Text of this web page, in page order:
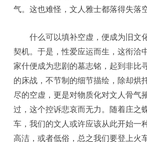
气。这也难怪，文人雅士都落得失落
什么可以填补空虚，便成为旧文
契机。于是，性爱应运而生，这衔洽
家什便成为悲剧的墓志铭，起到非比
的床战，不节制的细节描绘，除却烘
尽的空虚，更是对物质化对文人骨气
过，这个控诉悲哀而无力。随着庄之
车，我们的文人或许应该从此开始一
高洁，或者低俗，总之我们要登上火